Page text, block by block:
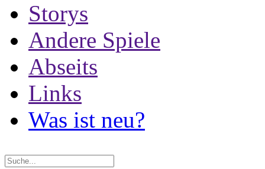
Storys
Andere Spiele
Abseits
Links
Was ist neu?